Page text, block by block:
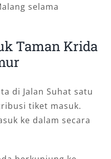
selama
Taman Krida
di Jalan Suhat satu
tiket masuk.
ke dalam secara